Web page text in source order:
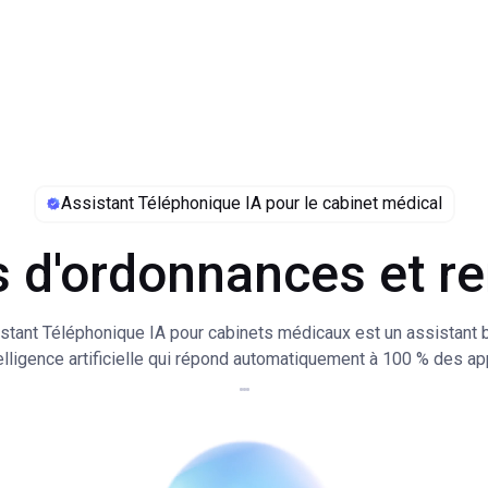
Assistant Téléphonique IA pour le cabinet médical
d'ordonnances et
automatisés
accrue pour
de la charge de
Téléphonique IA pour cabinets médicaux est un assistant
artificielle qui répond automatiquement à 100 % des
entrants et aide à la gestion téléphonique des patients.
Téléphonique IA pour cabinets médicaux identifie les
appelants, prend les rendez-vous médicaux et apporte ainsi